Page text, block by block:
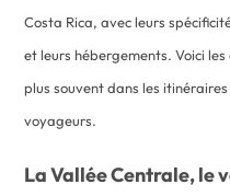
Costa Rica, avec leurs
et leurs hébergements. Voici
plus souvent dans les
voyageurs.
La Vallée Centrale, le